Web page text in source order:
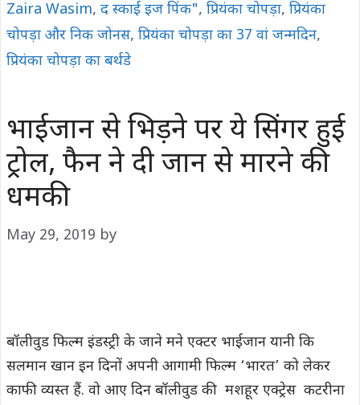
Zaira Wasim, द स्काई इज पिंक", प्रियंका चोपड़ा, प्रियंका
चोपड़ा और निक जोनस, प्रियंका चोपड़ा का 37 वां जन्मदिन,
प्रियंका चोपड़ा का बर्थडे
भाईजान से भिड़ने पर ये सिंगर हुई
ट्रोल, फैन ने दी जान से मारने की
धमकी
May 29, 2019 by
बॉलीवुड फिल्म इंडस्ट्री के जाने मने एक्टर भाईजान यानी कि
सलमान खान इन दिनों अपनी आगामी फिल्म ‘भारत’ को लेकर
काफी व्यस्त हैं. वो आए दिन बॉलीवुड की मशहूर एक्ट्रेस कटरीना